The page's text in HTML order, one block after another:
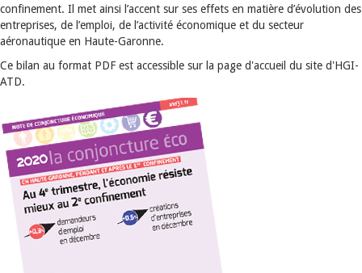
confinement. Il met ainsi l’accent sur ses effets en matière d’évolution des
entreprises, de l’emploi, de l’activité économique et du secteur
aéronautique en Haute-Garonne.
Ce bilan au format PDF est accessible sur la page d'accueil du site d'HGI-
ATD.